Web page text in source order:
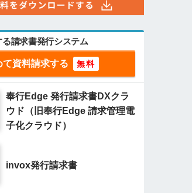
請求書発行システム
て資料請求する
奉行Edge 発行請求書DXクラ
ウド（旧奉行Edge 請求管理電
子化クラウド）
invox発行請求書